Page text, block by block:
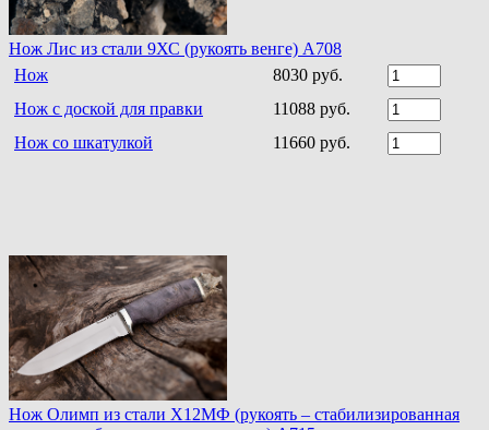
Нож Лис из стали 9ХС (рукоять венге) A708
Нож
8030 руб.
Нож с доской для правки
11088 руб.
Нож со шкатулкой
11660 руб.
Нож Олимп из стали Х12МФ (рукоять – стабилизированная